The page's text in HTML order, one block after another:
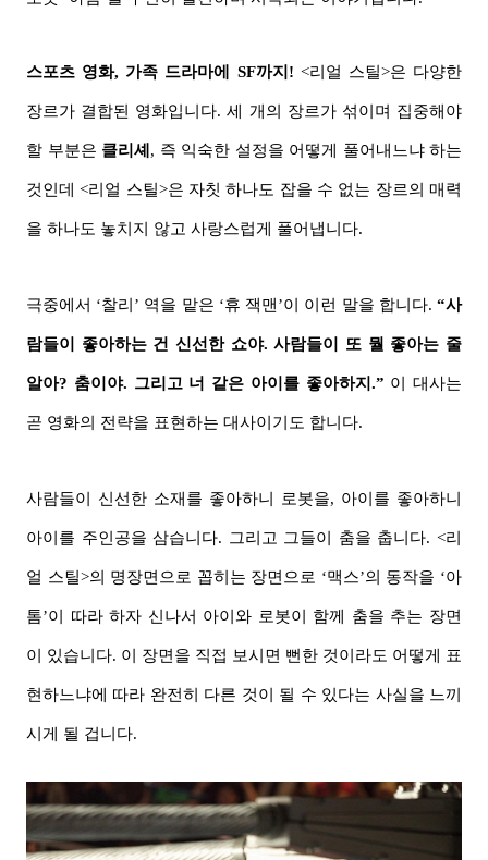
스포츠 영화, 가족 드라마에 SF까지! <리얼 스틸>은 다양한
장르가 결합된 영화입니다. 세 개의 장르가 섞이며 집중해야
할 부분은 클리셰 , 즉 익숙한 설정을 어떻게 풀어내느냐 하는
것인데 <리얼 스틸>은 자칫 하나도 잡을 수 없는 장르의 매력
을 하나도 놓치지 않고 사랑스럽게 풀어냅니다.
극중에서 ‘찰리’ 역을 맡은 ‘휴 잭맨’이 이런 말을 합니다. “사
람들이 좋아하는 건 신선한 쇼야. 사람들이 또 뭘 좋아는 줄
알아? 춤이야. 그리고 너 같은 아이를 좋아하지.” 이 대사는
곧 영화의 전략을 표현하는 대사이기도 합니다.
사람들이 신선한 소재를 좋아하니 로봇을, 아이를 좋아하니
아이를 주인공을 삼습니다. 그리고 그들이 춤을 춥니다. <리
얼 스틸>의 명장면으로 꼽히는 장면으로 ‘맥스’의 동작을 ‘아
톰’이 따라 하자 신나서 아이와 로봇이 함께 춤을 추는 장면
이 있습니다. 이 장면을 직접 보시면 뻔한 것이라도 어떻게 표
현하느냐에 따라 완전히 다른 것이 될 수 있다는 사실을 느끼
시게 될 겁니다.